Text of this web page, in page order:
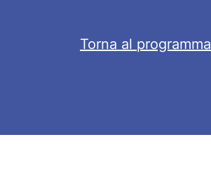
Torna al programma